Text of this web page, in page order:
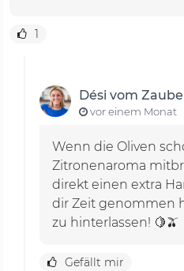
1
Dési vom
vor einem Monat
Wenn die Oliven
Zitronenaroma
direkt einen extra
dir Zeit genommen
zu hinterlassen! 🍋🫒
Gefällt mir